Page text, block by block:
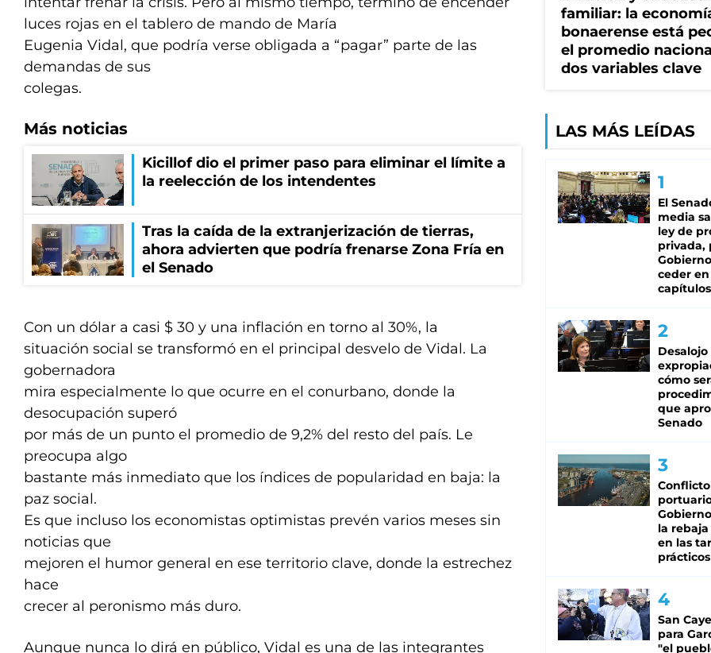
luces rojas en el tablero de mando de María
Eugenia Vidal, que podría verse obligada a “pagar” parte de las
demandas de sus
colegas.
Más noticias
Kicillof dio el primer paso para eliminar el límite a
la reelección de los intendentes
Tras la caída de la extranjerización de tierras,
ahora advierten que podría frenarse Zona Fría en
el Senado
Con un dólar a casi $ 30 y una inflación en torno al 30%, la
situación social se transformó en el principal desvelo de Vidal. La
gobernadora
mira especialmente lo que ocurre en el conurbano, donde la
desocupación superó
por más de un punto el promedio de 9,2% del resto del país. Le
preocupa algo
bastante más inmediato que los índices de popularidad en baja: la
paz social.
Es que incluso los economistas optimistas prevén varios meses sin
noticias que
mejoren el humor general en ese territorio clave, donde la estrechez
hace
crecer al peronismo más duro.
Aunque nunca lo dirá en público, Vidal es una de las integrantes
familiar: la
bonaerense está
el promedio
dos variables clave
LAS MÁS LEÍDAS
El
media
ley de
privada,
ceder
capítulos
cómo
que
Senado
Conflicto
la rebaja
en las
prácticos
San
para
"el